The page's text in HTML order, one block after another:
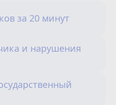
за 20 минут
и нарушения